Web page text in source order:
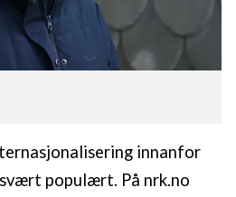
innanfor
populært. På nrk.no